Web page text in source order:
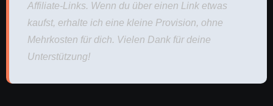
Affiliate-Links. Wenn du über einen Link etwas
kaufst, erhalte ich eine kleine Provision, ohne
Mehrkosten für dich. Vielen Dank für deine
Unterstützung!